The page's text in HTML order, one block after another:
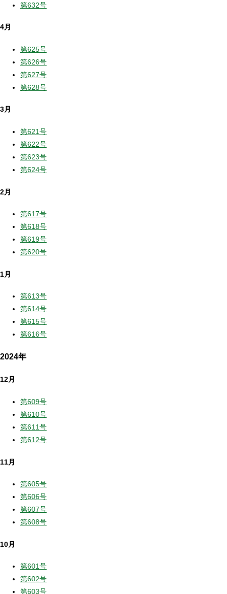
第632号
4月
第625号
第626号
第627号
第628号
3月
第621号
第622号
第623号
第624号
2月
第617号
第618号
第619号
第620号
1月
第613号
第614号
第615号
第616号
2024年
12月
第609号
第610号
第611号
第612号
11月
第605号
第606号
第607号
第608号
10月
第601号
第602号
第603号